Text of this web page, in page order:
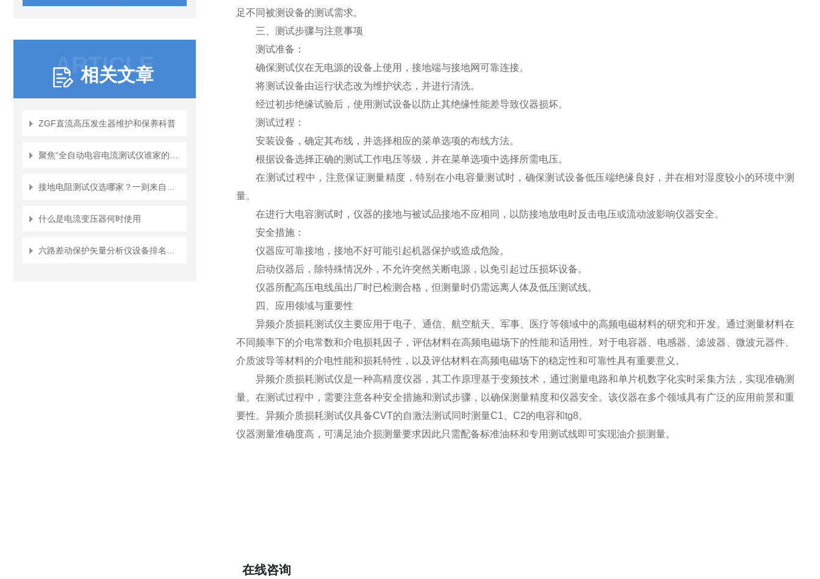
ARTICLE
相关文章
ZGF直流高压发生器维护和保养科普
什么是电流变压器何时使用
足不同被测设备的测试需求。
三、测试步骤与注意事项
测试准备：
确保测试仪在无电源的设备上使用，接地端与接地网可靠连接。
将测试设备由运行状态改为维护状态，并进行清洗。
经过初步绝缘试验后，使用测试设备以防止其绝缘性能差导致仪器损坏。
测试过程：
安装设备，确定其布线，并选择相应的菜单选项的布线方法。
根据设备选择正确的测试工作电压等级，并在菜单选项中选择所需电压。
在测试过程中，注意保证测量精度，特别在小电容量测试时，确保测试设备低压端绝缘良好，并在相对湿度较小的环境中测
量。
在进行大电容测试时，仪器的接地与被试品接地不应相同，以防接地放电时反击电压或流动波影响仪器安全。
安全措施：
仪器应可靠接地，接地不好可能引起机器保护或造成危险。
启动仪器后，除特殊情况外，不允许突然关断电源，以免引起过压损坏设备。
仪器所配高压电线虽出厂时已检测合格，但测量时仍需远离人体及低压测试线。
四、应用领域与重要性
异频介质损耗测试仪主要应用于电子、通信、航空航天、军事、医疗等领域中的高频电磁材料的研究和开发。通过测量材料在
不同频率下的介电常数和介电损耗因子，评估材料在高频电磁场下的性能和适用性。对于电容器、电感器、滤波器、微波元器件、
介质波导等材料的介电性能和损耗特性，以及评估材料在高频电磁场下的稳定性和可靠性具有重要意义。
异频介质损耗测试仪是一种高精度仪器，其工作原理基于变频技术，通过测量电路和单片机数字化实时采集方法，实现准确测
量。在测试过程中，需要注意各种安全措施和测试步骤，以确保测量精度和仪器安全。该仪器在多个领域具有广泛的应用前景和重
要性。异频介质损耗测试仪具备CVT的自激法测试同时测量C1、C2的电容和tg8。
仪器测量准确度高，可满足油介损测量要求因此只需配备标准油杯和专用测试线即可实现油介损测量。
在线咨询